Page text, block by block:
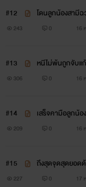
#12
โดนลูกน้องสามีฉ
18+
243 0 16
#13
หนีไม่พ้นถูกจับแ
ม NC18+
306 0 16
#14
เสร็จคามือลูกน้อ
ห้ NC18+
209 0 16
#15
ถึงสุดจุดสุดยอด
C18+
227 0 17